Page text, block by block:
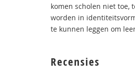
komen scholen niet toe,
worden in
te kunnen leggen om
Recensies